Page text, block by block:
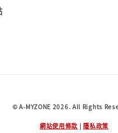
© A-MYZONE 2026. All Rights
網站使用條款 |隱私政策